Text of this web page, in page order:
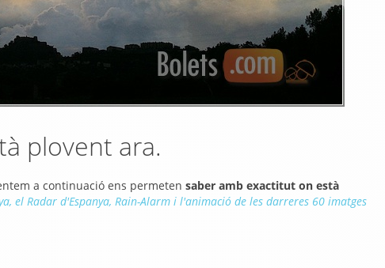
plovent ara.
a continuació ens permeten saber amb exactitut on està
el Radar d'Espanya, Rain-Alarm i l'animació de les darreres 60 imatges